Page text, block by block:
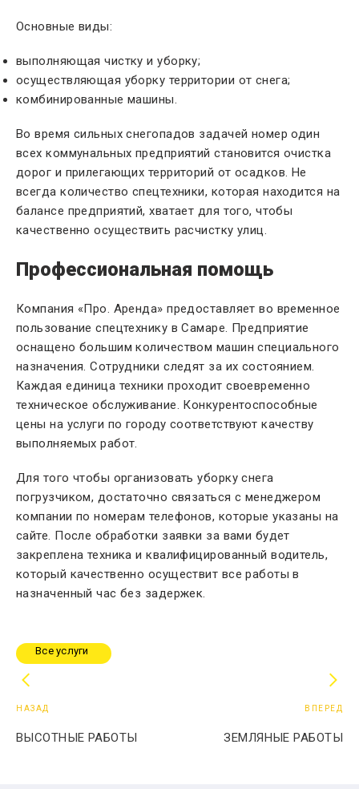
НАЗАД
ВЫСОТНЫЕ РАБОТЫ
Основные виды:
выполняющая чистку и уборку;
осуществляющая уборку территории от снега;
комбинированные машины.
Во время сильных снегопадов задачей номер один
всех коммунальных предприятий становится очистка
дорог и прилегающих территорий от осадков. Не
всегда количество спецтехники, которая находится на
балансе предприятий, хватает для того, чтобы
качественно осуществить расчистку улиц.
Профессиональная помощь
Компания «Про. Аренда» предоставляет во временное
пользование спецтехнику в Самаре. Предприятие
оснащено большим количеством машин специального
назначения. Сотрудники следят за их состоянием.
Каждая единица техники проходит своевременно
техническое обслуживание. Конкурентоспособные
цены на услуги по городу соответствуют качеству
выполняемых работ.
Для того чтобы организовать уборку снега
погрузчиком, достаточно связаться с менеджером
компании по номерам телефонов, которые указаны на
сайте. После обработки заявки за вами будет
закреплена техника и квалифицированный водитель,
который качественно осуществит все работы в
назначенный час без задержек.
Все услуги
ВПЕРЕД
ЗЕМЛЯНЫЕ РАБОТЫ